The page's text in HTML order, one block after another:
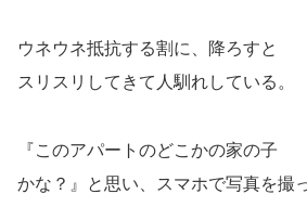
ウネウネ抵抗する割に、降ろすと
スリスリしてきて人馴れしている。
『このアパートのどこかの家の子
かな？』と思い、スマホで写真を撮